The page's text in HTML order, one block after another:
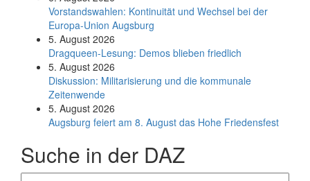
Vorstandswahlen: Kontinuität und Wechsel bei der
Europa-Union Augsburg
5. August 2026
Dragqueen-Lesung: Demos blieben friedlich
5. August 2026
Diskussion: Mi­li­ta­ri­sie­rung und die kommunale
Zeitenwende
5. August 2026
Augsburg feiert am 8. August das Hohe Friedensfest
Suche in der DAZ